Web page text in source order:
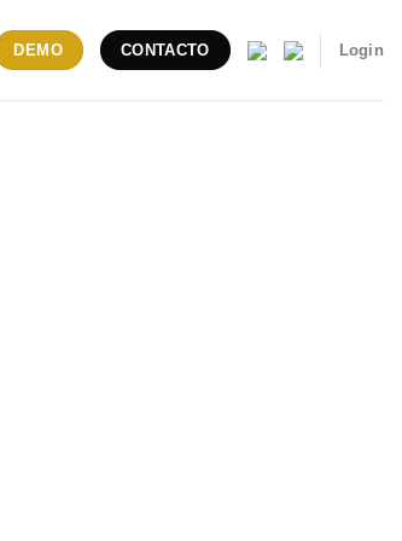
DEMO CONTACTO Login